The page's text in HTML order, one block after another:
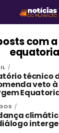
com
técnico
veto